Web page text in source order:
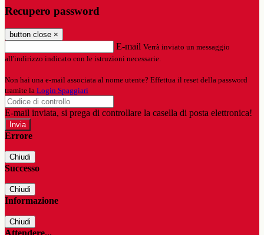
Recupero password
button close ×
E-mail Verrà inviato un messaggio
all'indirizzo indicato con le istruzioni necessarie.
Non hai una e-mail associata al nome utente? Effettua il reset della password
tramite la Login Spaggiari
E-mail inviata, si prega di controllare la casella di posta elettronica!
Errore
Chiudi
Successo
Chiudi
Informazione
Chiudi